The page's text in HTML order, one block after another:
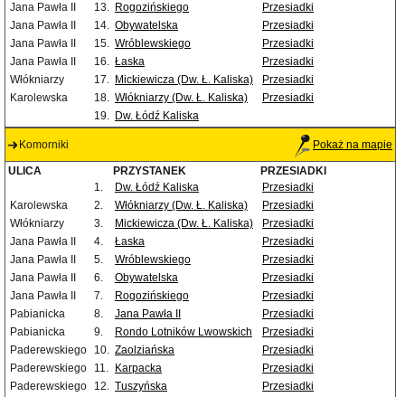
Jana Pawła II
13. Rogozińskiego
Przesiadki
Jana Pawła II
14. Obywatelska
Przesiadki
Jana Pawła II
15. Wróblewskiego
Przesiadki
Jana Pawła II
16. Łaska
Przesiadki
Włókniarzy
17. Mickiewicza (Dw. Ł. Kaliska)
Przesiadki
Karolewska
18. Włókniarzy (Dw. Ł. Kaliska)
Przesiadki
19. Dw. Łódź Kaliska
Komorniki Pokaż na mapie
ULICA PRZYSTANEK
PRZESIADKI
1.
Dw. Łódź Kaliska
Przesiadki
Karolewska
2. Włókniarzy (Dw. Ł. Kaliska)
Przesiadki
Włókniarzy
3. Mickiewicza (Dw. Ł. Kaliska)
Przesiadki
Jana Pawła II
4. Łaska
Przesiadki
Jana Pawła II
5. Wróblewskiego
Przesiadki
Jana Pawła II
6. Obywatelska
Przesiadki
Jana Pawła II
7. Rogozińskiego
Przesiadki
Pabianicka
8. Jana Pawła II
Przesiadki
Pabianicka
9. Rondo Lotników Lwowskich
Przesiadki
Paderewskiego
10. Zaolziańska
Przesiadki
Paderewskiego
11. Karpacka
Przesiadki
Paderewskiego
12. Tuszyńska Przesiadki